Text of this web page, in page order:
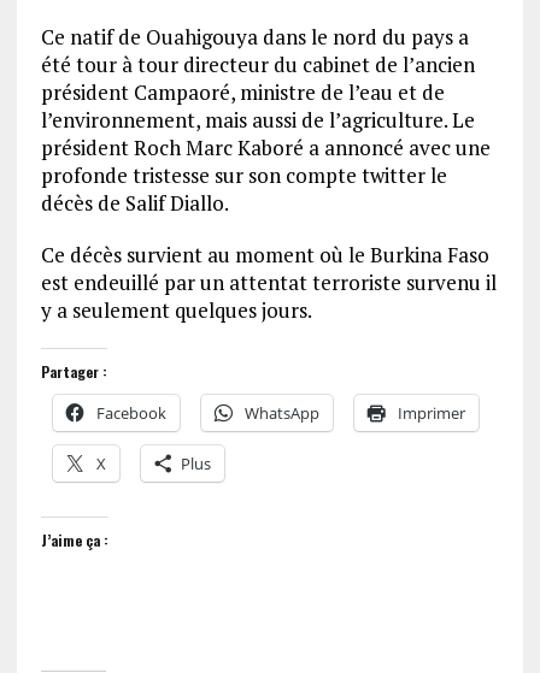
Ce natif de Ouahigouya dans le nord du pays a
été tour à tour directeur du cabinet de l’ancien
président Campaoré, ministre de l’eau et de
l’environnement, mais aussi de l’agriculture. Le
président Roch Marc Kaboré a annoncé avec une
profonde tristesse sur son compte twitter le
décès de Salif Diallo.
Ce décès survient au moment où le Burkina Faso
est endeuillé par un attentat terroriste survenu il
y a seulement quelques jours.
Partager :
Facebook WhatsApp Imprimer
X Plus
J’aime ça :